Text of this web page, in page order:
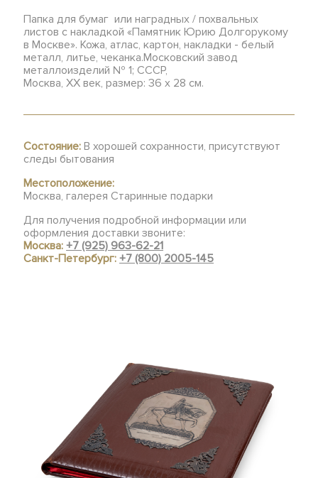
Папка для бумаг или наградных / похвальных
листов с накладкой «Памятник Юрию Долгорукому
в Москве». Кожа, атлас, картон, накладки - белый
металл, литье, чеканка.Московский завод
металлоизделий № 1; СССР,
Москва, ХХ век, размер: 36 x 28 см.
Состояние: В хорошей сохранности, присутствуют
следы бытования
Местоположение:
Москва, галерея Старинные подарки
Для получения подробной информации или
оформления доставки звоните:
Москва:+7 (925) 963-62-21
Санкт-Петербург:+7 (800) 2005-145